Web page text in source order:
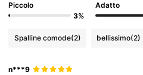
Piccolo
3%
Adatto
Spalline comode(2) bellissimo(2)
n***9